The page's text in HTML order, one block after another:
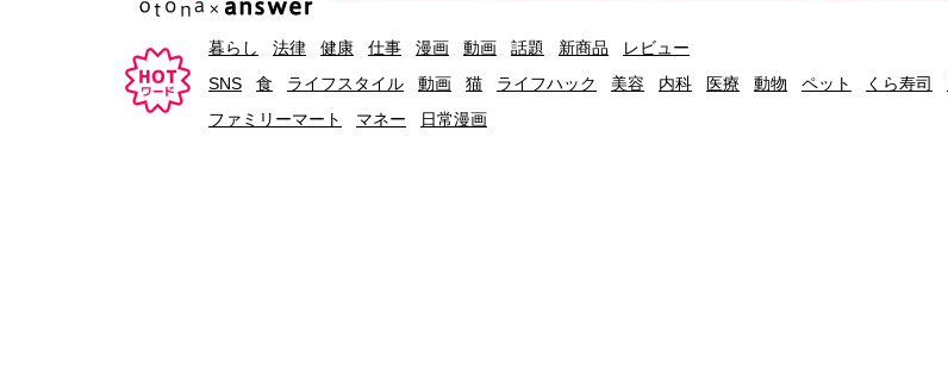
暮らし 法律 健康 仕事 漫画 動画 話題 新商品
レビュー
SNS
食 ライフスタイル 動画 猫 ライフハック 美容 内科 医療 動物 ペット くら寿司
ファミリーマート
マネー 日常漫画